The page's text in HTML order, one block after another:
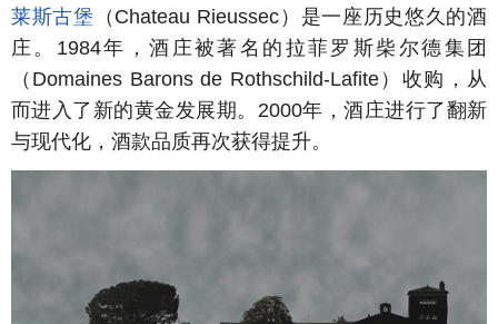
莱斯古堡 （Chateau Rieussec）是一座历史悠久的酒
庄。1984年，酒庄被著名的拉菲罗斯柴尔德集团
（Domaines Barons de Rothschild-Lafite）收购，从
而进入了新的黄金发展期。2000年，酒庄进行了翻新
与现代化，酒款品质再次获得提升。